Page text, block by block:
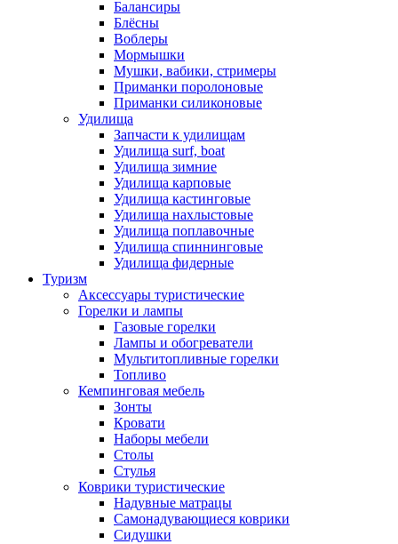
Балансиры
Блёсны
Воблеры
Мормышки
Мушки, вабики, стримеры
Приманки поролоновые
Приманки силиконовые
Удилища
Запчасти к удилищам
Удилища surf, boat
Удилища зимние
Удилища карповые
Удилища кастинговые
Удилища нахлыстовые
Удилища поплавочные
Удилища спиннинговые
Удилища фидерные
Туризм
Аксессуары туристические
Горелки и лампы
Газовые горелки
Лампы и обогреватели
Мультитопливные горелки
Топливо
Кемпинговая мебель
Зонты
Кровати
Наборы мебели
Столы
Стулья
Коврики туристические
Надувные матрацы
Самонадувающиеся коврики
Сидушки